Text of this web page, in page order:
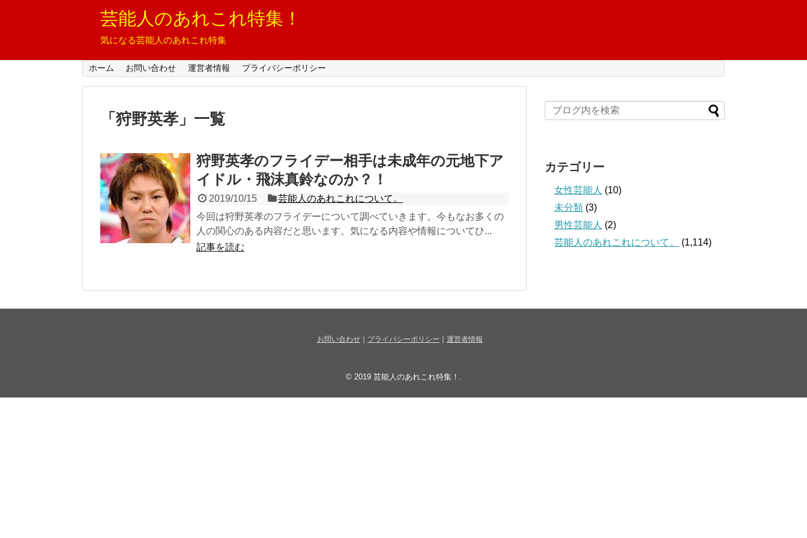
芸能人のあれこれ特集！
気になる芸能人のあれこれ特集
ホーム お問い合わせ 運営者情報 プライバシーポリシー
「 狩野英孝 」 一覧
狩野英孝のフライデー相手は未成年の元地下ア
イドル・飛沫真鈴なのか？！
2019/10/15
芸能人のあれこれについて。
今回は狩野英孝のフライデーについて調べていきます。今もなお多くの
人の関心のある内容だと思います。気になる内容や情報についてひ...
記事を読む
カテゴリー
女性芸能人 (10)
未分類 (3)
男性芸能人 (2)
芸能人のあれこれについて。
(1,114)
お問い合わせ｜ プライバシーポリシー 運営者情報
© 2019 芸能人のあれこれ特集！ .